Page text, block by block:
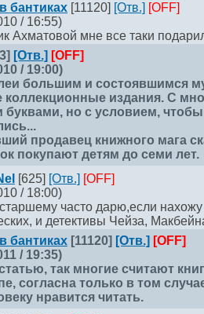
бантиках [11120] [Отв.] [OFF]
/ 16:55)
Ахматовой мне все таки
[Отв.] [OFF]
/ 19:00)
большим и состоявшимся
коллекционные издания. С
но с условием,
продавец книжного мага
покупают детям до семи лет.
[625] [Отв.] [OFF]
/ 18:00)
часто дарю,если
и детективы Чейза,
бантиках [11120] [Отв.] [OFF]
/ 19:35)
так многие считают
согласна только в том
нравится читать.